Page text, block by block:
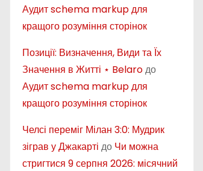
Аудит schema markup для
кращого розуміння сторінок
Позиції: Визначення, Види та Їх
Значення в Житті ⋆ Belaroдо
Аудит schema markup для
кращого розуміння сторінок
Челсі переміг Мілан 3:0: Мудрик
зіграв у Джакарті до Чи можна
стригтися 9 серпня 2026: місячний